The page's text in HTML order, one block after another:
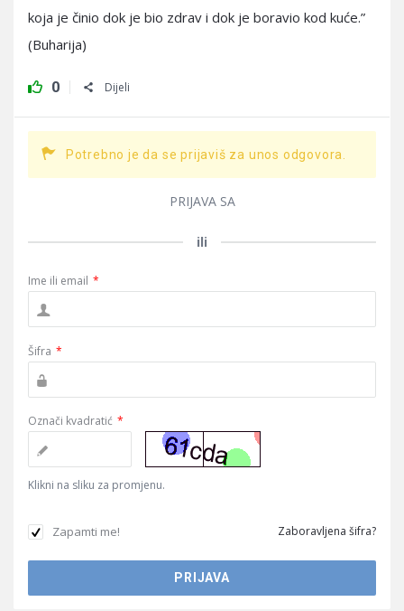
koja je činio dok je bio zdrav i dok je boravio kod kuće.”
(Buharija)
0 Dijeli
Potrebno je da se prijaviš za unos odgovora.
PRIJAVA SA
ili
Ime ili email *
Šifra *
Označi kvadratić *
Klikni na sliku za promjenu.
Zapamti me! Zaboravljena šifra?